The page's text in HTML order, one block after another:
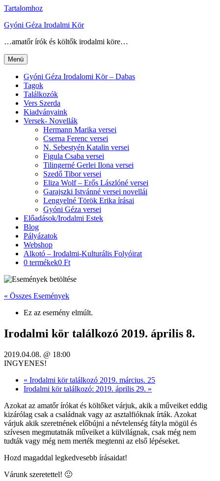
Tartalomhoz
Gyóni Géza Irodalmi Kör
…amatőr írók és költők irodalmi köre…
Menü
Gyóni Géza Irodalomi Kör – Dabas
Tagok
Találkozók
Vers Szerda
Kiadványaink
Versek- Novellák
Hermann Marika versei
Cserna Ferenc versei
N. Sebestyén Katalin versei
Figula Csaba versei
Tilingerné Gerlei Ilona versei
Szedő Tibor versei
Eliza Wolf – Erős Lászlóné versei
Garajszki Istvánné versei novellái
Lengyelné Török Erika írásai
Gyóni Géza versei
Előadások/Irodalmi Estek
Blog
Pályázatok
Webshop
Alkotó – Irodalmi-Kulturális Folyóirat
0 termékek0 Ft
« Összes Események
Ez az esemény elmúlt.
Irodalmi kör találkozó 2019. április 8.
2019.04.08. @ 18:00
INGYENES!
« Irodalmi kör találkozó 2019. március. 25
Irodalmi kör találkozó: 2019. április 29. »
Azokat az amatőr írókat és költőket várjuk, akik a műveiket eddig
kizárólag csak a családnak vagy az asztalfióknak írták. Azokat
várjuk akik szeretnének előbújni a névtelenség fátyla mögül és
szívesen megmutatnák műveiket a külvilágnak, csak még nem
tudták vagy még nem merték megtenni az első lépéseket.
Hozd magaddal legkedvesebb írásaidat!
Várunk szeretettel! 🙂